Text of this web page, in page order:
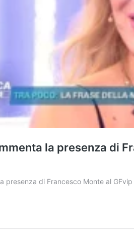
la presenza di
presenza di Francesco Monte al